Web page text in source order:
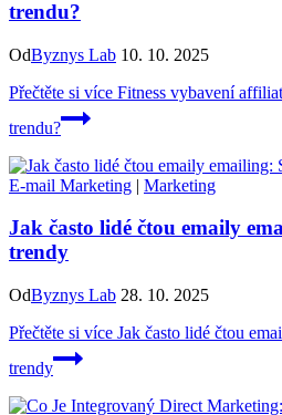
trendu?
OdByznys Lab 10. 10. 2025
Přečtěte si více Fitness vybavení
trendu?
E-mail Marketing | Marketing
Jak často lidé čtou emaily
trendy
OdByznys Lab 28. 10. 2025
Přečtěte si více Jak často lidé čtou
trendy